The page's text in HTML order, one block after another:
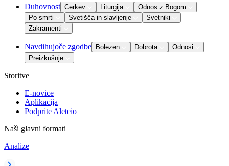
Duhovnost Cerkev Liturgija
Odnos z Bogom
Po smrti
Svetišča in slavljenje
Svetniki
Zakramenti
Navdihujoče zgodbe Bolezen Dobrota
Odnosi
Preizkušnje
Storitve
E-novice
Aplikacija
Podprite Aleteio
Naši glavni formati
Analize